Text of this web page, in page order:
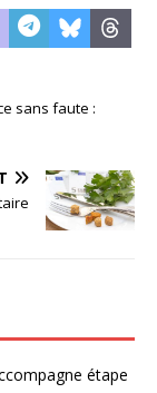
sans faute :
étape